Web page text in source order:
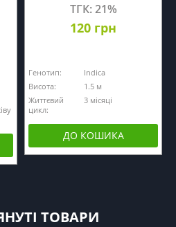
ТГК: 21%
120 грн
Генотип:
Indica
Висота:
1.5 м
Життєвий
цикл:
3 місяці
ДО КОШИКА
ТОВАРИ